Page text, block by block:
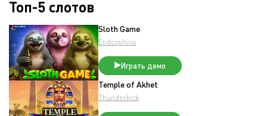
Топ-5 слотов
Sloth Game
Endorphina
Играть демо
Temple of Akhet
Thunderkick